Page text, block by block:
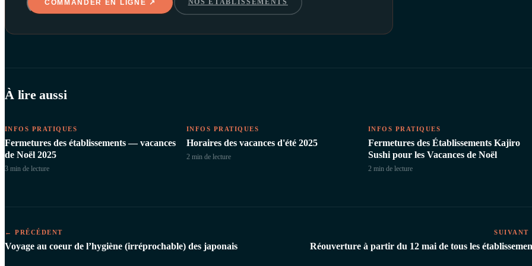
COMMANDER EN LIGNE ↗ NOS ÉTABLISSEMENTS
À lire aussi
INFOS PRATIQUES
Fermetures des établissements — vacances
de Noël 2025
3 min de lecture
INFOS PRATIQUES
Horaires des vacances d'été 2025
2 min de lecture
INFOS PRATIQUES
Fermetures des Établissements Kajiro
Sushi pour les Vacances de Noël
2 min de lecture
← PRÉCÉDENT
Voyage au coeur de l’hygiène (irréprochable) des japonais Réouverture à partir du 12 mai de tous les